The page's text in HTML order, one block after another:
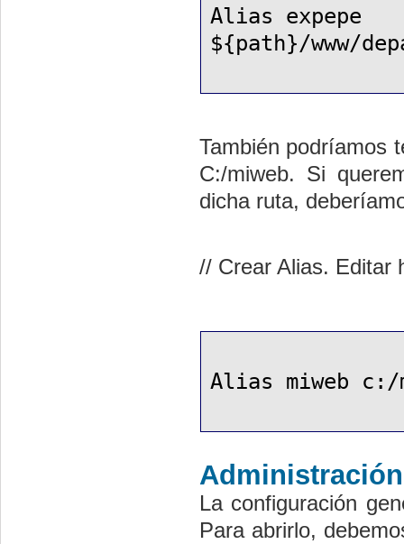
Alias expepe
${path}/www/
También podríamos
C:/miweb. Si
dicha ruta,
// Crear Alias. Editar
Alias miweb c:/
La configuración
Para abrirlo,